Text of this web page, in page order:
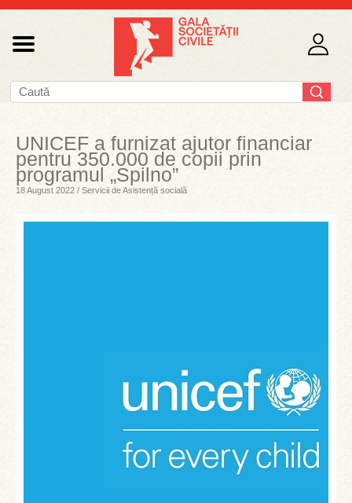
UNICEF a furnizat ajutor financiar
pentru 350.000 de copii prin
programul „Spilno”
18 August 2022 / Servicii de Asistență socială